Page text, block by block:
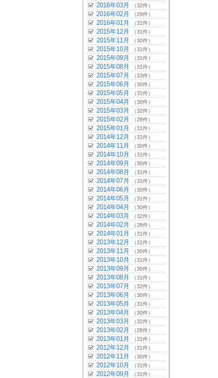
2016年03月 （32件）
2016年02月 （29件）
2016年01月 （31件）
2015年12月 （31件）
2015年11月 （30件）
2015年10月 （31件）
2015年09月 （31件）
2015年08月 （31件）
2015年07月 （33件）
2015年06月 （30件）
2015年05月 （31件）
2015年04月 （30件）
2015年03月 （32件）
2015年02月 （28件）
2015年01月 （31件）
2014年12月 （31件）
2014年11月 （30件）
2014年10月 （31件）
2014年09月 （30件）
2014年08月 （31件）
2014年07月 （31件）
2014年06月 （30件）
2014年05月 （31件）
2014年04月 （30件）
2014年03月 （32件）
2014年02月 （28件）
2014年01月 （31件）
2013年12月 （31件）
2013年11月 （30件）
2013年10月 （31件）
2013年09月 （30件）
2013年08月 （31件）
2013年07月 （32件）
2013年06月 （30件）
2013年05月 （31件）
2013年04月 （30件）
2013年03月 （32件）
2013年02月 （28件）
2013年01月 （31件）
2012年12月 （31件）
2012年11月 （30件）
2012年10月 （31件）
2012年09月 （31件）